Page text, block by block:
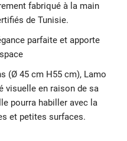
fabriqué à la main
de Tunisie.
parfaite et apporte
(Ø 45 cm H55 cm), Lamo
visuelle en raison de sa
pourra habiller avec la
et petites surfaces.